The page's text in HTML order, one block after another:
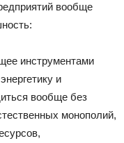
вообще
инструментами
и
вообще без
монополий,